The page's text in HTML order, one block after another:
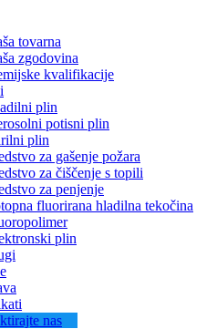
tovarna
zgodovina
kvalifikacije
plin
potisni plin
plin
za gašenje požara
za čiščenje s topili
za penjenje
fluorirana hladilna tekočina
plin
nas